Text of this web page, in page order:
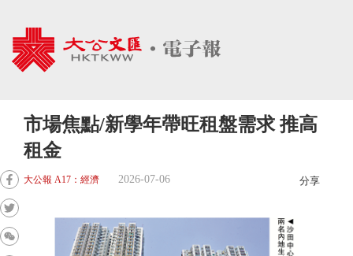
市場焦點/新學年帶旺租盤需求 推高
租金
大公報 A17：經濟 2026-07-06 分享